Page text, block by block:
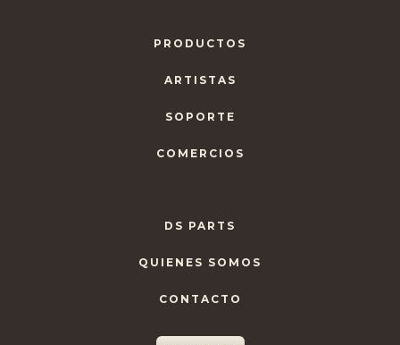
PRODUCTOS
ARTISTAS
SOPORTE
COMERCIOS
DS PARTS
QUIENES SOMOS
CONTACTO